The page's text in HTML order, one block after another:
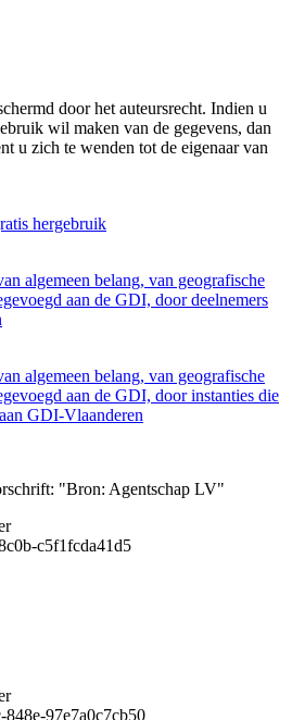
door het auteursrecht. Indien u
wil maken van de gegevens, dan
u zich te wenden tot de eigenaar van
hergebruik
algemeen belang, van geografische
aan de GDI, door deelnemers
algemeen belang, van geografische
aan de GDI, door instanties die
GDI-Vlaanderen
"Bron: Agentschap LV"
c5f1fcda41d5
97e7a0c7cb50